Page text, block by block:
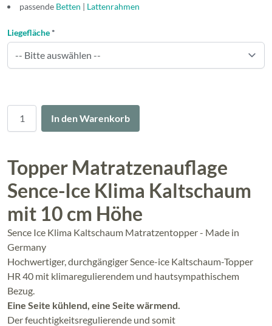
passende Betten | Lattenrahmen
In den Warenkorb
Liegefläche *
Topper Matratzenauflage
Sence-Ice Klima Kaltschaum
mit 10 cm Höhe
Sence Ice Klima Kaltschaum Matratzentopper - Made in
Germany
Hochwertiger, durchgängiger Sence-ice Kaltschaum-Topper
HR 40 mit klimaregulierendem und hautsympathischem
Bezug.
Eine Seite kühlend, eine Seite wärmend.
Der feuchtigkeitsregulierende und somit